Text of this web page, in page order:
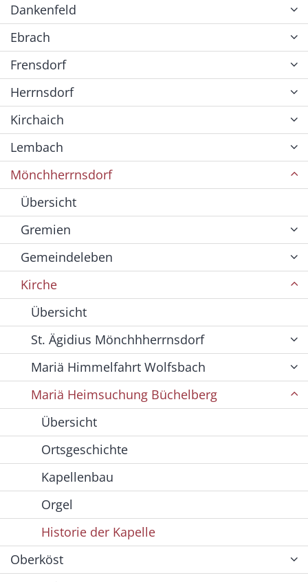
Dankenfeld
Ebrach
Frensdorf
Herrnsdorf
Kirchaich
Lembach
Mönchherrnsdorf
Übersicht
Gremien
Gemeindeleben
Kirche
Übersicht
St. Ägidius Mönchhherrnsdorf
Mariä Himmelfahrt Wolfsbach
Mariä Heimsuchung Büchelberg
Übersicht
Ortsgeschichte
Kapellenbau
Orgel
Historie der Kapelle
Oberköst